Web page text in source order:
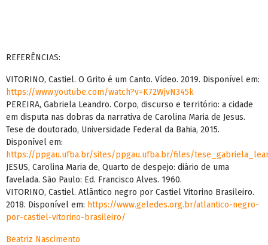
REFERÊNCIAS:
VITORINO, Castiel. O Grito é um Canto. Vídeo. 2019. Disponível em:
https://www.youtube.com/watch?v=K72WjvN345k
PEREIRA, Gabriela Leandro. Corpo, discurso e território: a cidade
em disputa nas dobras da narrativa de Carolina Maria de Jesus.
Tese de doutorado, Universidade Federal da Bahia, 2015.
Disponível em:
https://ppgau.ufba.br/sites/ppgau.ufba.br/files/
JESUS, Carolina Maria de, Quarto de despejo: diário de uma
favelada. São Paulo: Ed. Francisco Alves. 1960.
VITORINO, Castiel. Atlântico negro por Castiel Vitorino Brasileiro.
2018. Disponível em: https://www.geledes.org.br/atlantico-negro-
por-castiel-vitorino-brasileiro/
Beatriz Nascimento